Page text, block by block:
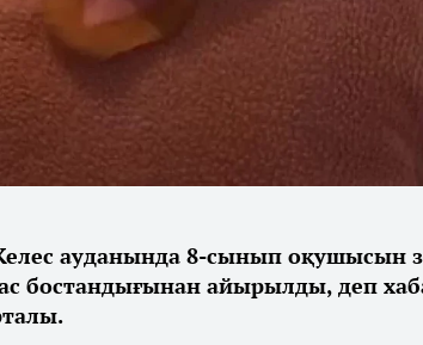
ауданында 8-сынып оқушысын
бостандығынан айырылды, деп